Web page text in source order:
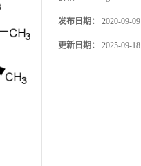
发布日期： 2020-09-09
更新日期： 2025-09-18